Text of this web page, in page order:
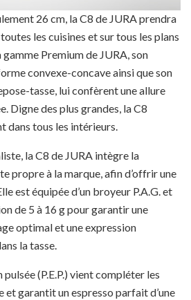
26 cm, la C8 de JURA prendra
les cuisines et sur tous les plans
Premium de JURA, son
convexe-concave ainsi que son
tasse, lui confèrent une allure
Digne des plus grandes, la C8
dans tous les intérieurs.
la C8 de JURA intègre la
propre à la marque, afin d’offrir une
est équipée d’un broyeur P.A.G. et
de 5 à 16 g pour garantir une
optimal et une expression
la tasse.
(P.E.P.) vient compléter les
et garantit un espresso parfait d’une